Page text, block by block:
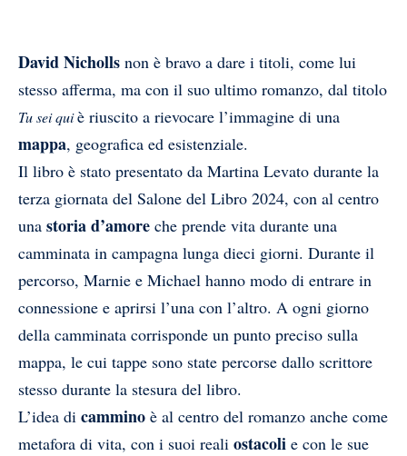
David Nicholls non è bravo a dare i titoli, come lui
stesso afferma, ma con il suo ultimo romanzo, dal titolo
Tu sei quiè riuscito a rievocare l’immagine di una
mappa, geografica ed esistenziale.
Il libro è stato presentato da Martina Levato durante la
terza giornata del Salone del Libro 2024, con al centro
una storia d’amore che prende vita durante una
camminata in campagna lunga dieci giorni. Durante il
percorso, Marnie e Michael hanno modo di entrare in
connessione e aprirsi l’una con l’altro. A ogni giorno
della camminata corrisponde un punto preciso sulla
mappa, le cui tappe sono state percorse dallo scrittore
stesso durante la stesura del libro.
L’idea di cammino è al centro del romanzo anche come
metafora di vita, con i suoi reali ostacoli e con le sue